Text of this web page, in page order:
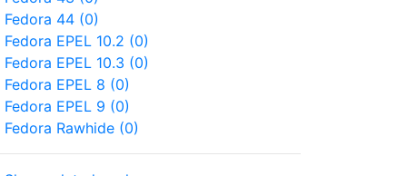
Fedora 44 (0)
Fedora EPEL 10.2 (0)
Fedora EPEL 10.3 (0)
Fedora EPEL 8 (0)
Fedora EPEL 9 (0)
Fedora Rawhide (0)